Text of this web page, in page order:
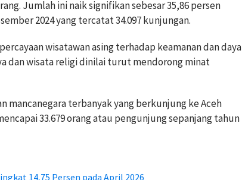
Jumlah ini naik signifikan sebesar 35,86 persen
2024 yang tercatat 34.097 kunjungan.
wisatawan asing terhadap keamanan dan daya
dan wisata religi dinilai turut mendorong minat
mancanegara terbanyak yang berkunjung ke Aceh
33.679 orang atau pengunjung sepanjang tahun
14,75 Persen pada April 2026